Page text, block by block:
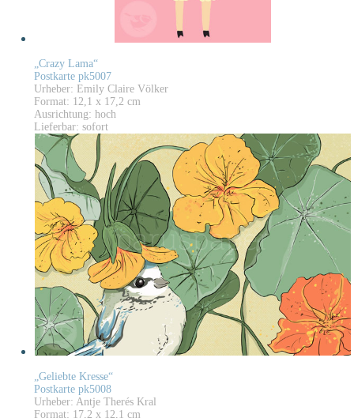
„Crazy Lama“
Postkarte pk5007
Urheber: Emily Claire Völker
Format: 12,1 x 17,2 cm
Ausrichtung: hoch
Lieferbar: sofort
„Geliebte Kresse“
Postkarte pk5008
Urheber: Antje Therés Kral
Format: 17,2 x 12,1 cm